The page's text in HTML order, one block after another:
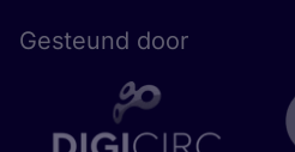
Gesteund door